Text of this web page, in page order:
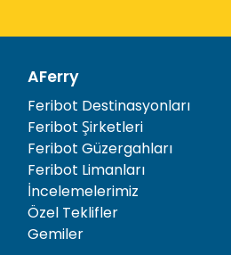
AFerry
Feribot Destinasyonları
Feribot Şirketleri
Feribot Güzergahları
Feribot Limanları
İncelemelerimiz
Özel Teklifler
Gemiler